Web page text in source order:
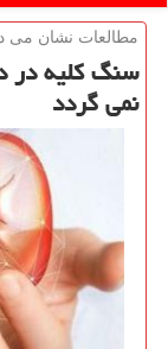
مطالعات نشان می
سنگ كلیه در
نمی گردد